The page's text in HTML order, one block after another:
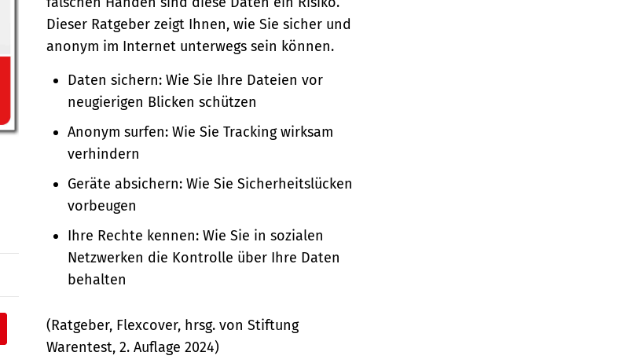
Dieser Ratgeber zeigt Ihnen, wie Sie sicher und
anonym im Internet unterwegs sein können.
Daten sichern: Wie Sie Ihre Dateien vor
neugierigen Blicken schützen
Anonym surfen: Wie Sie Tracking wirksam
verhindern
Geräte absichern: Wie Sie Sicherheitslücken
vorbeugen
Ihre Rechte kennen: Wie Sie in sozialen
Netzwerken die Kontrolle über Ihre Daten
behalten
(Ratgeber, Flexcover, hrsg. von Stiftung
Warentest, 2. Auflage 2024)